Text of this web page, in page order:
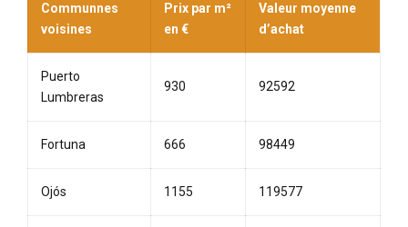
Communnes
voisines
Prix par m²
en €
Valeur moyenne
d’achat
Puerto
Lumbreras
930 92592
Fortuna 666 98449
Ojós 1155 119577